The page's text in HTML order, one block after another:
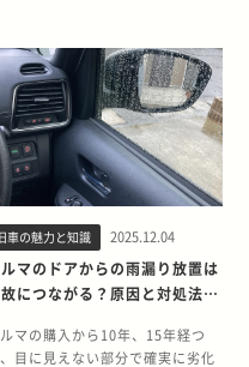
でした。 特に、1999年1月に登
た初期モデルのガソリン車
VW11/VNW11型など）が、
年1月をもって製造から25年を
ることになります。また、同年
順次、1999年6月や2000年12月
造のモデルも解禁を迎えます。商
としての耐久性の高さは海外で
価が高く、25年ルールの解禁
実用的な日本車を求めるアメリ
市場にとって注目すべき瞬間と
でしょう。 そもそも25年ルール
において、製造から25年を経過
ド車（HV：Hybrid Vehicle）
、異なる動力源を持つクルマの
です。 多くのハイブリッド車に
ガソリンで動く内燃機関（エン
ン）と電気で駆動するモーターが
されています。 異なる2つの動
源を使い分けることで、ガソリン
ジンのみのクルマに比べ燃費や
寂性が向上し、CO₂の排出も抑え
れるなどさまざまなメリットがあ
す。 また、減速時にモーターを
機として活用し、バッテリーを
電することも可能です。 ガソリン
の違い ハイブリッド車とガソリ
され、最終的には高額な再塗装
ネル交換が必要になる可能性が
ます。 この記事では、25年以上
たって旧車・クラシックカーを
台以上買い取りしてきた旧車
、鳥のフンで塗装が剥がれる原
から、正しい除去方法・修復方
。 【この記事でわかること】 ・
フンで車の塗装が剥がれる原因
のフンが付着した時の正しい除
法 ・鳥のフン被害を防ぐための
対策 鳥のフンで車の塗装が剥が
原因 鳥のフンによって塗装が剥
車の魅力と知識 2025.12.04
マのドアからの雨漏り放置は
につながる？原因と対処法を
マの購入から10年、15年経つ
目に見えない部分で確実に劣化